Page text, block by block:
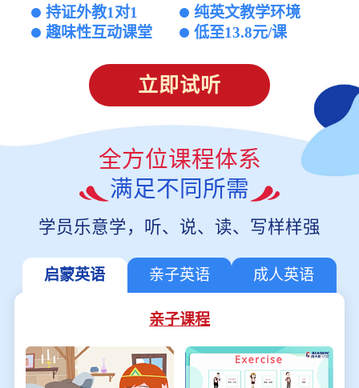
持证外教1对1
纯英文教学环境
趣味性互动课堂
低至13.8元/课
立即试听
全方位课程体系
满足不同所需
学员乐意学，听、说、读、写样样强
启蒙英语 亲子英语 成人英语
亲子课程